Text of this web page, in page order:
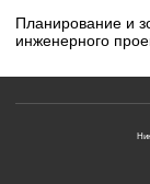
Планирование и
инженерного